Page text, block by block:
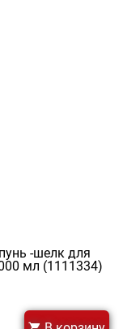
-шелк для
мл (1111334)